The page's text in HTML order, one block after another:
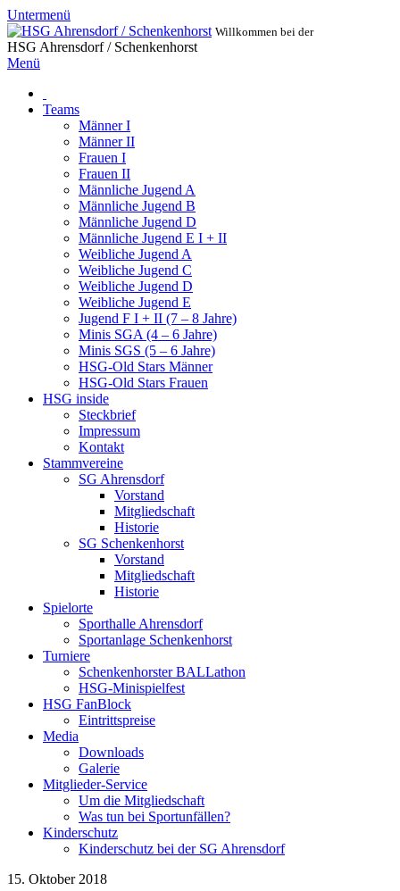
Untermenü
Willkommen bei der
HSG Ahrensdorf / Schenkenhorst
Menü
Teams
Männer I
Männer II
Frauen I
Frauen II
Männliche Jugend A
Männliche Jugend B
Männliche Jugend D
Männliche Jugend E I + II
Weibliche Jugend A
Weibliche Jugend C
Weibliche Jugend D
Weibliche Jugend E
Jugend F I + II (7 – 8 Jahre)
Minis SGA (4 – 6 Jahre)
Minis SGS (5 – 6 Jahre)
HSG-Old Stars Männer
HSG-Old Stars Frauen
HSG inside
Steckbrief
Impressum
Kontakt
Stammvereine
SG Ahrensdorf
Vorstand
Mitgliedschaft
Historie
SG Schenkenhorst
Vorstand
Mitgliedschaft
Historie
Spielorte
Sporthalle Ahrensdorf
Sportanlage Schenkenhorst
Turniere
Schenkenhorster BALLathon
HSG-Minispielfest
HSG FanBlock
Eintrittspreise
Media
Downloads
Galerie
Mitglieder-Service
Um die Mitgliedschaft
Was tun bei Sportunfällen?
Kinderschutz
Kinderschutz bei der SG Ahrensdorf
15. Oktober 2018